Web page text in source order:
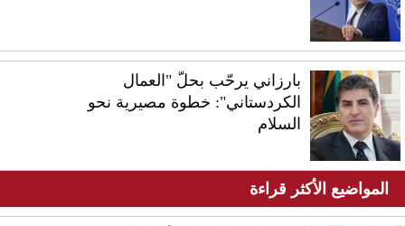
بارزاني يرحّب بحلّ "العمال
الكردستاني": خطوة مصيرية نحو
السلام
المواضيع الأكثر قراءة